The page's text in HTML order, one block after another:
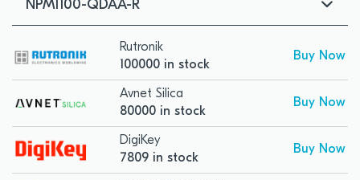
NPM1100-QDAA-R
Rutronik
100000 in stock
Buy Now
Avnet Silica
80000 in stock
Buy Now
DigiKey
7809 in stock
Buy Now